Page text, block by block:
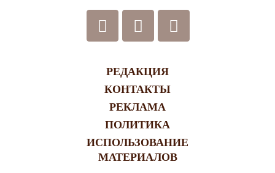
РЕДАКЦИЯ
КОНТАКТЫ
РЕКЛАМА
ПОЛИТИКА
ИСПОЛЬЗОВАНИЕ
МАТЕРИАЛОВ